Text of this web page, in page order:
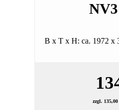
B x T x H: ca. 1972 x
zzgl.